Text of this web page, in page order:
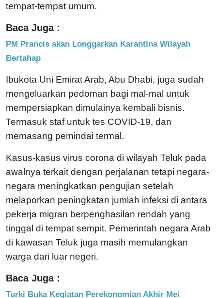
tempat-tempat umum.
Baca Juga :
PM Prancis akan Longgarkan Karantina Wilayah
Bertahap
Ibukota Uni Emirat Arab, Abu Dhabi, juga sudah
mengeluarkan pedoman bagi mal-mal untuk
mempersiapkan dimulainya kembali bisnis.
Termasuk staf untuk tes COVID-19, dan
memasang pemindai termal.
Kasus-kasus virus corona di wilayah Teluk pada
awalnya terkait dengan perjalanan tetapi negara-
negara meningkatkan pengujian setelah
melaporkan peningkatan jumlah infeksi di antara
pekerja migran berpenghasilan rendah yang
tinggal di tempat sempit. Pemerintah negara Arab
di kawasan Teluk juga masih memulangkan
warga dari luar negeri.
Baca Juga :
Turki Buka Kegiatan Perekonomian Akhir Mei